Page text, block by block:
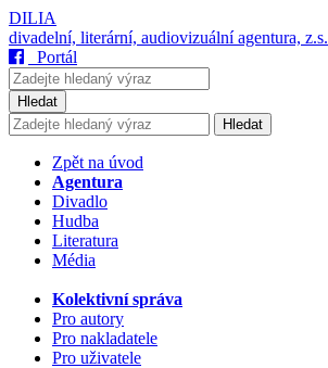
DILIA
divadelní, literární, audiovizuální agentura, z.s.
Portál
Hledat
Hledat
Zpět na úvod
Agentura
Divadlo
Hudba
Literatura
Média
Kolektivní správa
Pro autory
Pro nakladatele
Pro uživatele